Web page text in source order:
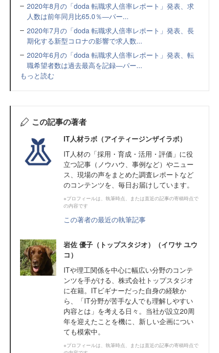
2020年8月の「doda 転職求人倍率レポート」発表、求
人数は前年同月比65.0％―パー...
2020年7月の「doda 転職求人倍率レポート」発表、長
期化する新型コロナの影響で求人数...
2020年6月の「doda 転職求人倍率レポート」発表、転
職希望者数は過去最高を記録―パー...
もっと読む
この記事の著者
IT人材ラボ（アイティージンザイラボ）
IT⼈材の「採⽤・育成・活⽤・評価」に役
⽴つ記事（ノウハウ、事例など）やニュー
ス、現場の声をまとめた調査レポートなど
のコンテンツを、毎日お届けしています。
※プロフィールは、執筆時点、または直近の記事の寄稿時点で
の内容です
この著者の最近の執筆記事
岩佐 優子（トップスタジオ）（イワサ ユウ
コ）
ITや理工関係を中心に幅広い分野のコンテ
ンツを手がける、株式会社トップスタジオ
に在籍。ITビギナーだった自身の経験か
ら、「IT分野が苦手な人でも理解しやすい
内容とは」を考える日々。当社が設立20周
年を迎えたことを機に、新しい企画につい
ても模索中。
※プロフィールは、執筆時点、または直近の記事の寄稿時点で